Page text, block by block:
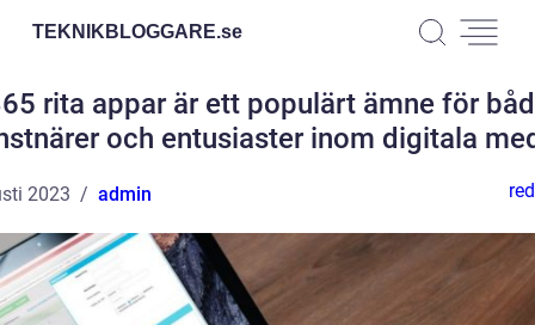
TEKNIKBLOGGARE.se
rita appar är ett populärt ämne för
och entusiaster inom digitala
2023 admin